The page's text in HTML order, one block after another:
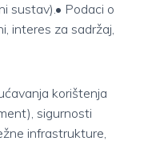
sustav).• Podaci o
interes za sadržaj,
korištenja
sigurnosti
infrastrukture,